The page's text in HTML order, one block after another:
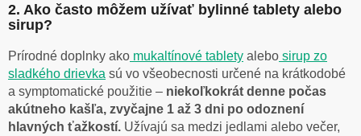
2. Ako často môžem užívať bylinné tablety alebo
sirup?
Prírodné doplnky ako mukaltínové tablety alebo sirup zo
sladkého drievka sú vo všeobecnosti určené na krátkodobé
a symptomatické použitie – niekoľkokrát denne počas
akútneho kašľa, zvyčajne 1 až 3 dni po odoznení
hlavných ťažkostí. Užívajú sa medzi jedlami alebo večer,